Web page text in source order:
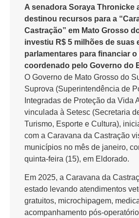
A senadora Soraya Thronicke
destinou recursos para a
Castração” em Mato Grosso
investiu R$ 5 milhões de suas
parlamentares para financiar
coordenado pelo Governo do
O Governo de Mato Grosso do
Suprova (Superintendência de
Integradas de Proteção da Vida
vinculada à Setesc (Secretaria
Turismo, Esporte e Cultura),
com a Caravana da Castração
municípios no mês de janeiro,
quinta-feira (15), em Eldorado.
Em 2025, a Caravana da
estado levando atendimentos
gratuitos, microchipagem,
acompanhamento pós-